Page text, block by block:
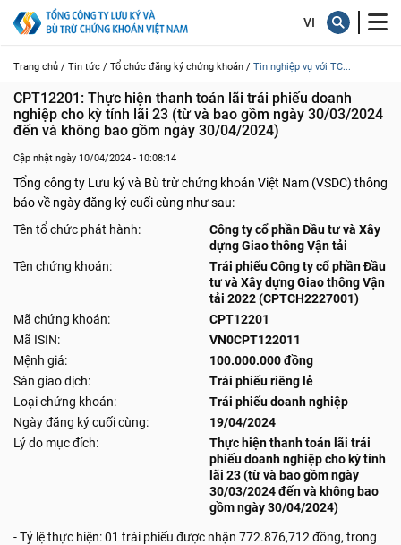
Trang chủ / Tin tức / Tổ chức đăng ký chứng khoán / Tin nghiệp vụ với TC...
CPT12201: Thực hiện thanh toán lãi trái phiếu doanh
nghiệp cho kỳ tính lãi 23 (từ và bao gồm ngày 30/03/2024
đến và không bao gồm ngày 30/04/2024)
Cập nhật ngày 10/04/2024 - 10:08:14
Tổng công ty Lưu ký và Bù trừ chứng khoán Việt Nam (VSDC) thông
báo về ngày đăng ký cuối cùng như sau:
Tên tổ chức phát hành:
Công ty cổ phần Đầu tư và Xây
dựng Giao thông Vận tải
Tên chứng khoán:
Trái phiếu Công ty cổ phần Đầu
tư và Xây dựng Giao thông Vận
tải 2022 (CPTCH2227001)
Mã chứng khoán:
CPT12201
Mã ISIN:
VN0CPT122011
Mệnh giá:
100.000.000 đồng
Sàn giao dịch:
Trái phiếu riêng lẻ
Loại chứng khoán:
Trái phiếu doanh nghiệp
Ngày đăng ký cuối cùng:
19/04/2024
Lý do mục đích:
Thực hiện thanh toán lãi trái
phiếu doanh nghiệp cho kỳ tính
lãi 23 (từ và bao gồm ngày
30/03/2024 đến và không bao
gồm ngày 30/04/2024)
- Tỷ lệ thực hiện: 01 trái phiếu được nhận 772.876,712 đồng, trong